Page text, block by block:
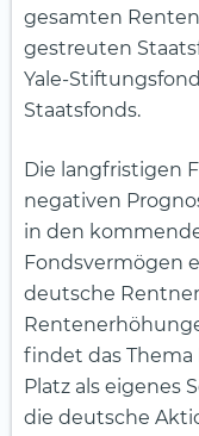
gesamten
gestreuten
Yale-
Staatsfonds.
Die langfristigen
negativen
in den
Fondsvermögen
deutsche
findet das Thema
Platz als eigenes
die deutsche